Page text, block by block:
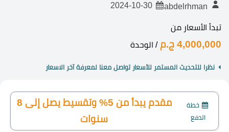
2024-10-30
تبدأ الأسعار من
4,000,000 ج.م / الوحدة
نظرا للتحديث المستمر للأسعار تواصل معنا لمعرفة آخر الاسعار
خطة
الدفع
مقدم يبدأ من 5% وتقسيط يصل إلى 8
سنوات